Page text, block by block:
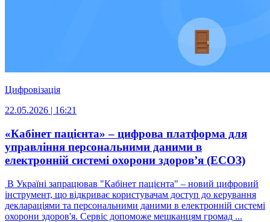
Цифровізація
22.05.2026 | 16:21
«Кабінет пацієнта» – цифрова платформа для
управління персональними даними в
електронній системі охорони здоров’я (ЕСОЗ)
В Україні запрацював "Кабінет пацієнта" – новий цифровий
інструмент, що відкриває користувачам доступ до керування
деклараціями та персональними даними в електронній системі
охорони здоров'я. Сервіс допоможе мешканцям громад ...